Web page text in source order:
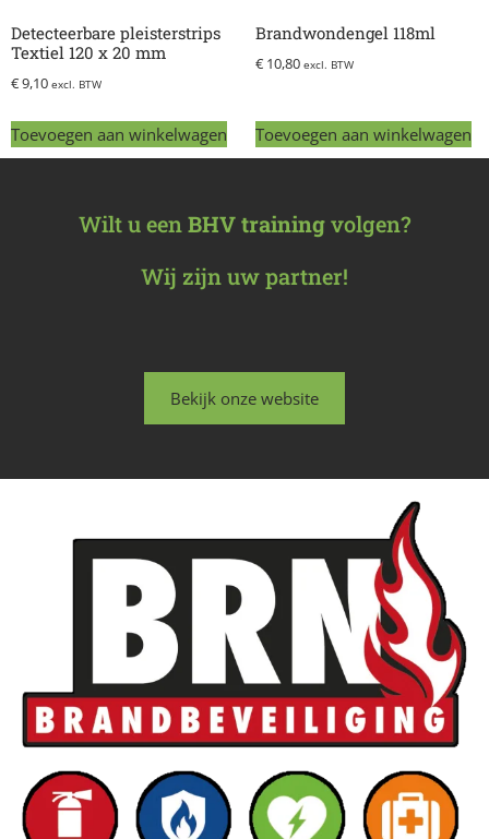
Detecteerbare pleisterstrips
Textiel 120 x 20 mm
€9,10 excl. BTW
Toevoegen aan winkelwagen
Brandwondengel 118ml
€ 10,80 excl. BTW
Toevoegen aan winkelwagen
Wilt u eenBHV trainingvolgen?
Wij zijn uw partner!
Bekijk onze website